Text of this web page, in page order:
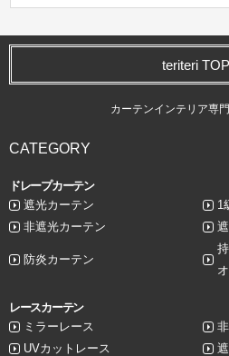
teriteri TOP
カーテンインテリア専
CATEGORY
ドレープカーテン
遮光カーテン
1
非遮光カーテン
防炎カーテン
レースカーテン
ミラーレース
UVカットレース